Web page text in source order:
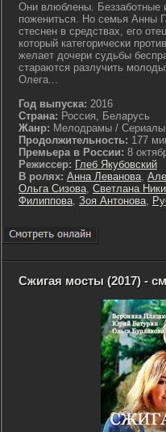
Они влюблены. Беззаботные
пожениться. Но семья Анны
стеснен в средствах, его
который категорически
желает дочери судьбы
стараются разлучить
Олега...
Год выпуска: 2016
Страна: Россия, Беларусь
Жанр: Мелодрамы /
Продолжительность: 177
Премьера в России: 8
Режиссер: Глеб Якубовский
В ролях: Анна Леванова,
Ольга Сизова, Светлана
Филиппова, Зоя Антонова,
Сжигая мосты (2017) -